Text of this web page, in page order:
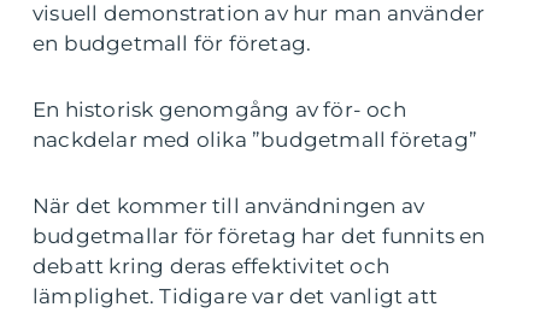
visuell demonstration av hur man använder
en budgetmall för företag.
En historisk genomgång av för- och
nackdelar med olika ”budgetmall företag”
När det kommer till användningen av
budgetmallar för företag har det funnits en
debatt kring deras effektivitet och
lämplighet. Tidigare var det vanligt att